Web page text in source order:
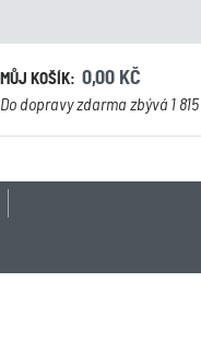
MŮJ KOŠÍK: 0,00 KČ
Do dopravy zdarma zbývá 1 815